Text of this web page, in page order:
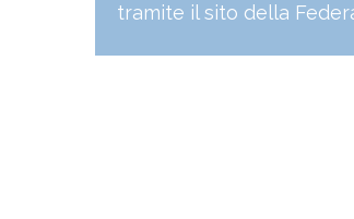
tramite il sito della